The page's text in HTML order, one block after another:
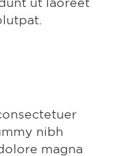
nibh
magna